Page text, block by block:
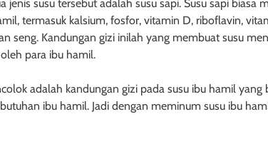
jenis susu tersebut adalah susu sapi. Susu sapi biasa
termasuk kalsium, fosfor, vitamin D, riboflavin,
seng. Kandungan gizi inilah yang membuat susu
para ibu hamil.
adalah kandungan gizi pada susu ibu hamil
ibu hamil. Jadi dengan meminum susu ibu